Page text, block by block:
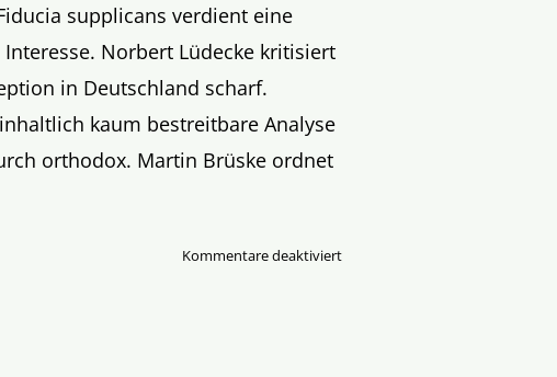
supplicans verdient eine
Norbert Lüdecke kritisiert
in Deutschland scharf.
kaum bestreitbare Analyse
orthodox. Martin Brüske ordnet
Kommentare deaktiviertfür